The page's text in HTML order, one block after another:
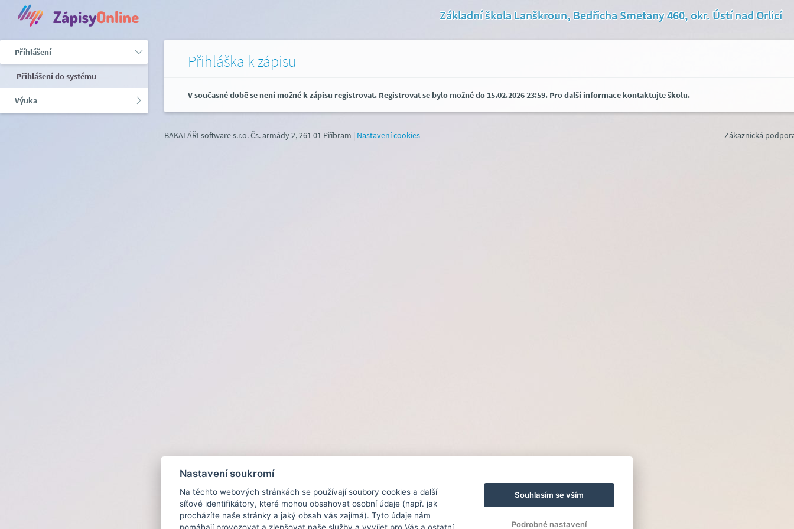
Základní škola Lanškroun, Bedřicha Smetany 460, okr. Ústí nad Orlicí
Příhlášení
Přihlášení do systému
Výuka
Přihláška k zápisu
V současné době se není možné k zápisu registrovat. Registrovat se bylo možné do 15.02.2026 23:59. Pro další informace kontaktujte školu.
BAKALÁŘI software s.r.o.Čs. armády 2, 261 01 Příbram | Nastavení cookies Zákaznická
Nastavení soukromí
Na těchto webových stránkách se používají soubory cookies a další
síťové identifikátory, které mohou obsahovat osobní údaje (např. jak
procházíte naše stránky a jaký obsah vás zajímá). Tyto údaje nám
Souhlasím se vším
Podrobné nastavení